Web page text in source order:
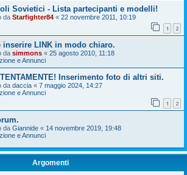
Sovietici - Lista partecipanti e modelli!
da Starfighter84 « 22 novembre 2011, 10:19
1 2
inserire LINK in modo chiaro.
da simmons « 25 agosto 2010, 11:18
e Annunci
Inserimento foto di altri siti.
da daccia « 7 maggio 2024, 14:27
e Annunci
1 2
da Giannide « 14 novembre 2019, 19:48
e Annunci
Argomenti